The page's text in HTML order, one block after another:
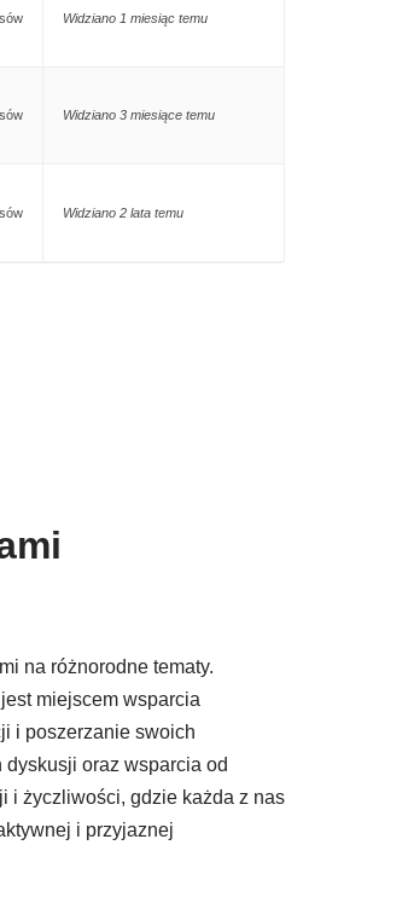
Widziano 1 miesiąc temu
Widziano 3 miesiące temu
Widziano 2 lata temu
na różnorodne tematy.
miejscem wsparcia
i poszerzanie swoich
oraz wsparcia od
i życzliwości, gdzie każda z nas
i przyjaznej